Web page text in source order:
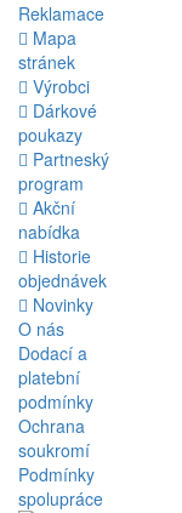
Reklamace
Mapa
stránek
Výrobci
Dárkové
poukazy
Partneský
program
Akční
nabídka
Historie
objednávek
Novinky
O nás
Dodací a
platební
podmínky
Ochrana
soukromí
Podmínky
spolupráce